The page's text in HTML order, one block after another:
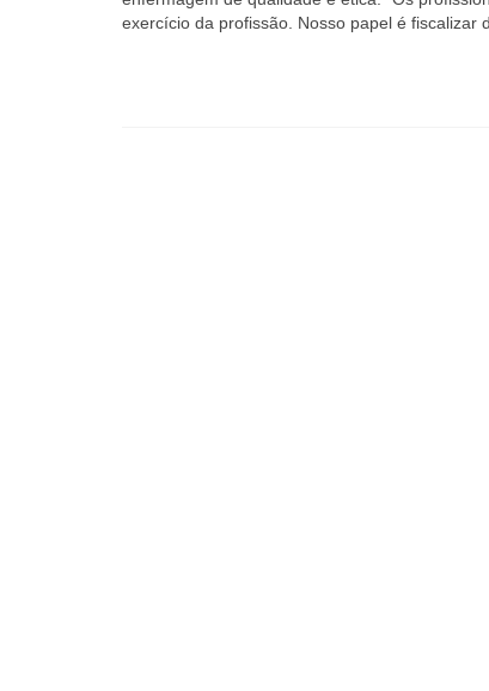
exercício da profissão. Nosso papel é fiscalizar